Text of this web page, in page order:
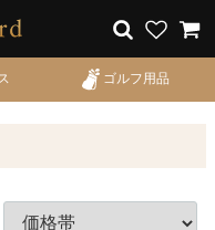
ゴルフ用品